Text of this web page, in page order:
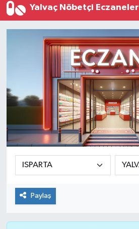
Yalvaç Nöbetçi Eczaneler
Paylaş
Tüm Manşetler
Son Dakika Haberleri
Haber Arşivi